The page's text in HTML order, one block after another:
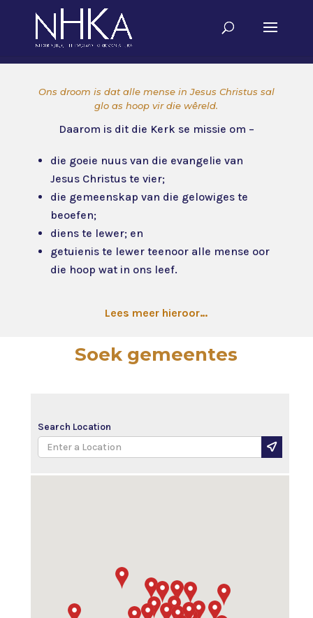
Ons droom is dat alle mense in Jesus Christus sal
glo as hoop vir die wêreld.
Daarom is dit die Kerk se missie om –
die goeie nuus van die evangelie van
Jesus Christus te vier;
die gemeenskap van die gelowiges te
beoefen;
diens te lewer; en
getuienis te lewer teenoor alle mense oor
die hoop wat in ons leef.
Lees meer hieroor…
Soek gemeentes
Search Location